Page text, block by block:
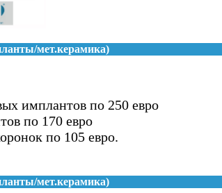
мет.керамика)
имплантов по 250 евро
по 170 евро
по 105 евро.
мет.керамика)